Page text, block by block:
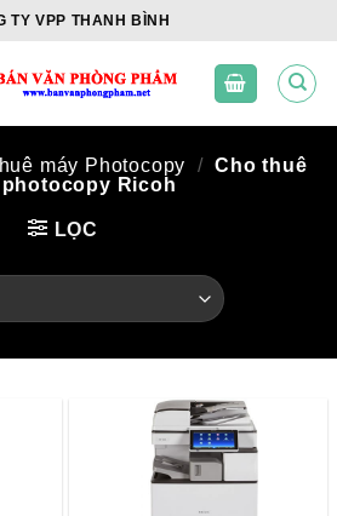
TY VPP THANH BÌNH
máy Photocopy / Cho thuê
photocopy Ricoh
LỌC